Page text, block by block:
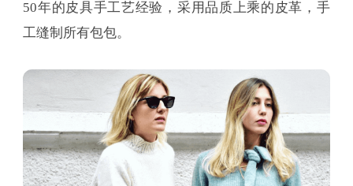
50年的皮具手工艺经验，采用品质上乘的皮革，手
工缝制所有包包。